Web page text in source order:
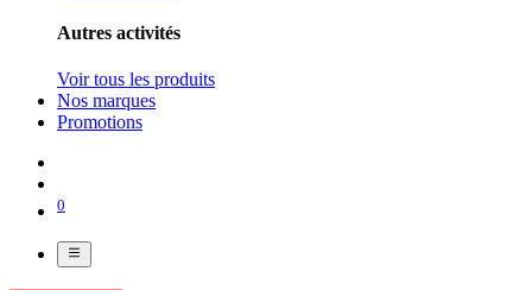
Autres activités
Voir tous les produits
Nos marques
Promotions
0